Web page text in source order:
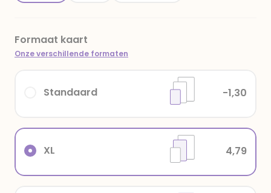
Formaat kaart
Onze verschillende formaten
XL 4,79
Standaard -1,30